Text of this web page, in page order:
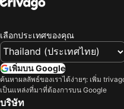
โรงแรม รสา บูทีค เชียงราย
Pimann Place
อารียา อินน์ เชียงราย
The Mantrini Chiang Rai-SHA Extra Plus
Inn Come Hotel Chiang Rai
ท่าเรือเชียงของ
บ่อน้ำพุร้อนสันกำแพง
ปางช้างแม่แตง
ปางช้างแม่ตะมาน
เชียงใหม่ไบค์กิ้ง
เลือกประเทศของคุณ
เพิ่มบน Google
ค้นหาผลลัพธ์ของเราได้ง่ายๆ: เพิ่ม
เป็นแหล่งที่มาที่ต้องการบน Google
บริษัท